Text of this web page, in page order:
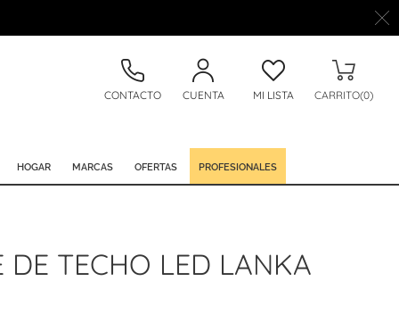
CONTACTO CUENTA MI LISTA CARRITO(0)
HOGAR MARCAS OFERTAS PROFESIONALES
DE TECHO LED LANKA